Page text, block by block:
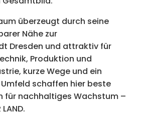
überzeugt durch seine
Nähe zur
Dresden und attraktiv für
Produktion und
kurze Wege und ein
schaffen hier beste
für nachhaltiges Wachstum –